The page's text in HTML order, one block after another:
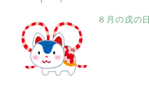
８月の戌の日